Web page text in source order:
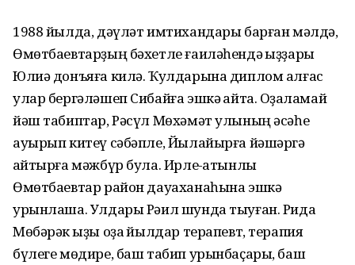
1988 йылда, дәүләт имтихандары барған мәлдә,
Өмөтбаевтарҙың бәхетле ғаиләһендә ҡыҙҙары
Юлиә донъяға килә. Ҡулдарына диплом алғас
улар бергәләшеп Сибайға эшкә ҡайта. Оҙаҡламай
йәш табиптар, Рәсүл Мөхәмәт улының әсәһе
ауырып китеү сәбәпле, Йылайырға йәшәргә
ҡайтырға мәжбүр була. Ирле-ҡатынлы
Өмөтбаевтар район дауаханаһына эшкә
урынлаша. Улдары Рәил шунда тыуған. Рида
Мөбәрәк ҡыҙы оҙаҡ йылдар терапевт, терапия
бүлеге мөдире, баш табип урынбаҫары, баш